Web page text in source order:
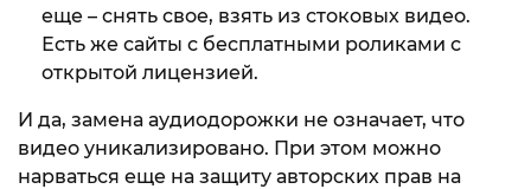
еще – снять свое, взять из стоковых видео.
Есть же сайты с бесплатными роликами с
открытой лицензией.
И да, замена аудиодорожки не означает, что
видео уникализировано. При этом можно
нарваться еще на защиту авторских прав на